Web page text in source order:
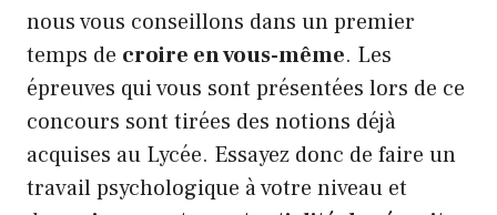
nous vous conseillons dans un premier
temps de croire en vous-même. Les
épreuves qui vous sont présentées lors de ce
concours sont tirées des notions déjà
acquises au Lycée. Essayez donc de faire un
travail psychologique à votre niveau et